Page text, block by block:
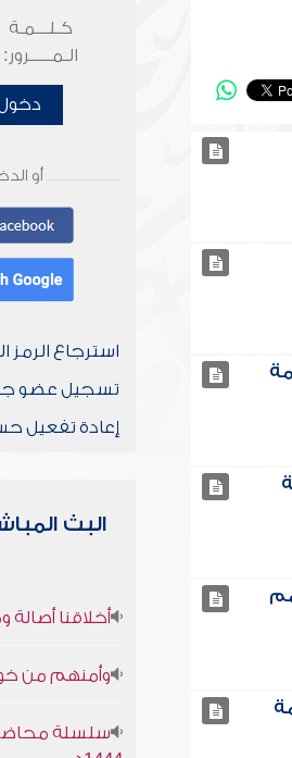
كـلـــمـة
الـمـــــرور:
أو
استرجاع الرمز
تسجيل عضو
إعادة تفعيل
البث
أخلاقنا
وأمنهم من
سلسلة